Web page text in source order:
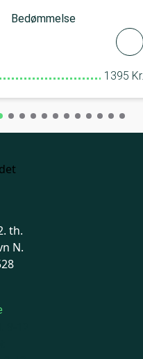
Bedømmelse
1395 Kr.
th.
N.